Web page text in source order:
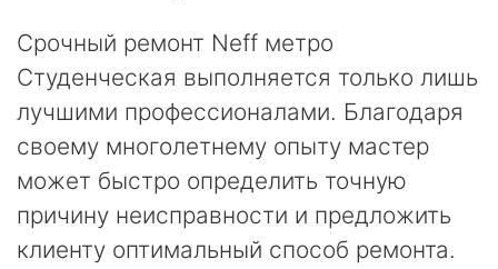
Срочный ремонт Neff метро
Студенческая выполняется только лишь
лучшими профессионалами. Благодаря
своему многолетнему опыту мастер
может быстро определить точную
причину неисправности и предложить
клиенту оптимальный способ ремонта.